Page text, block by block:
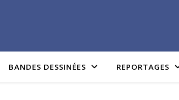
BANDES DESSINÉES REPORTAGES